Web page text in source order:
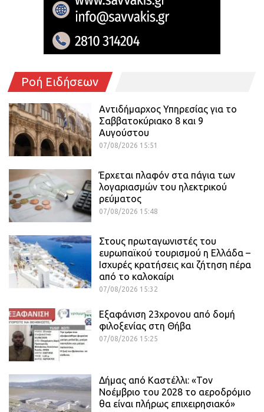
Ροή Ειδήσεων
Αντιδήμαρχος Υπηρεσίας για το
Σαββατοκύριακο 8 και 9
Αυγούστου
07/08/2026 15:51
Έρχεται πλαφόν στα πάγια των
λογαριασμών του ηλεκτρικού
ρεύματος
07/08/2026 15:48
Στους πρωταγωνιστές του
ευρωπαϊκού τουρισμού η Ελλάδα –
Ισχυρές κρατήσεις και ζήτηση πέρα
από το καλοκαίρι
07/08/2026 15:32
Εξαφάνιση 23χρονου από δομή
φιλοξενίας στη Θήβα
07/08/2026 15:25
Δήμας από Καστέλλι: «Τον
Νοέμβριο του 2028 το αεροδρόμιο
θα είναι πλήρως επιχειρησιακό»